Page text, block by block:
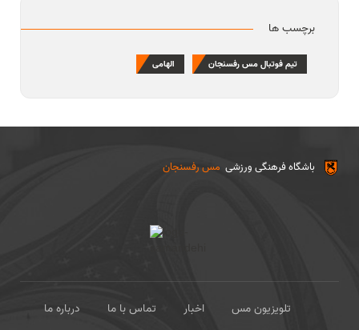
برچسب ها
تیم فوتبال مس رفسنجان الهامی
مس رفسنجان باشگاه فرهنگی ورزشی
درباره ما تماس با ما اخبار
تلویزیون مس